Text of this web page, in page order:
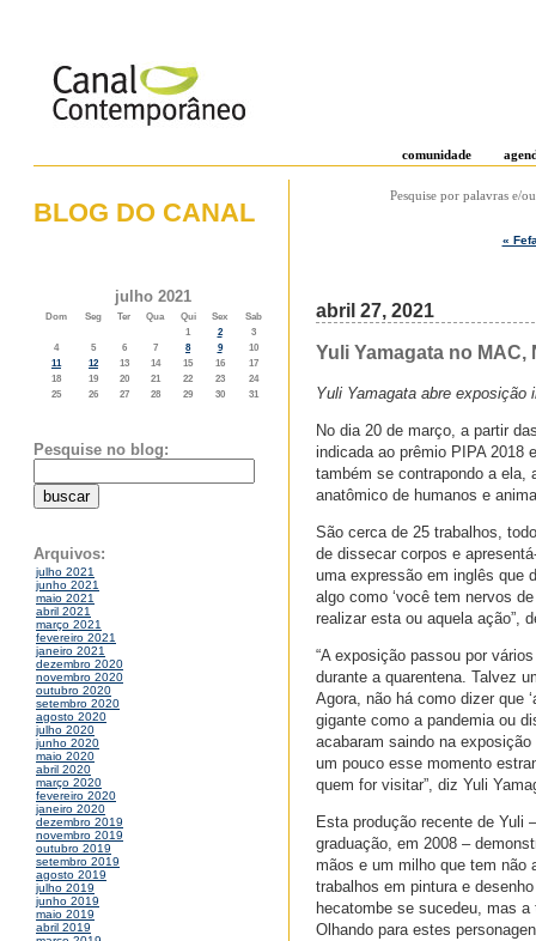
comunidade
BLOG DO CANAL
julho 2021
Dom Seg Ter Qua Qui Sex
Sab
1
2
3
4
5 6 7 8 9
10
11
12 13 14 15 16
17
18
19 20 21 22 23
24
25
26 27 28 29 30 31
Pesquise no blog:
Arquivos:
julho 2021
junho 2021
maio 2021
abril 2021
março 2021
fevereiro 2021
janeiro 2021
dezembro 2020
novembro 2020
outubro 2020
setembro 2020
agosto 2020
julho 2020
junho 2020
maio 2020
abril 2020
março 2020
fevereiro 2020
janeiro 2020
dezembro 2019
novembro 2019
outubro 2019
setembro 2019
agosto 2019
julho 2019
junho 2019
maio 2019
abril 2019
Pesquise por palavras e/
«
abril 27, 2021
Yuli Yamagata no MAC,
Yuli Yamagata abre exposição
No dia 20 de março, a partir
indicada ao prêmio PIPA 2018
também se contrapondo a ela,
anatômico de humanos e
São cerca de 25 trabalhos,
de dissecar corpos e
uma expressão em inglês que
algo como ‘você tem nervos
realizar esta ou aquela ação”,
“A exposição passou por
durante a quarentena. Talvez
Agora, não há como dizer que
gigante como a pandemia ou
acabaram saindo na
um pouco esse momento
quem for visitar”, diz Yuli
Esta produção recente de Yuli
graduação, em 2008 –
mãos e um milho que tem não
trabalhos em pintura e
hecatombe se sucedeu, mas
Olhando para estes